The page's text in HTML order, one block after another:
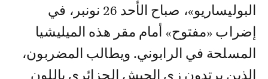
البوليساريو»، صباح الأحد 26 نونبر، في
إضراب «مفتوح» أمام مقر هذه الميليشيا
المسلحة في الرابوني. ويطالب المضربون،
الذين يرتدون زي الجيش الجزائري باللون